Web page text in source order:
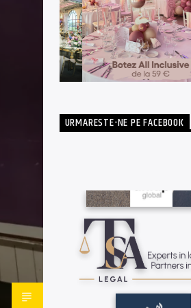
URMARESTE-NE PE FACEBOOK